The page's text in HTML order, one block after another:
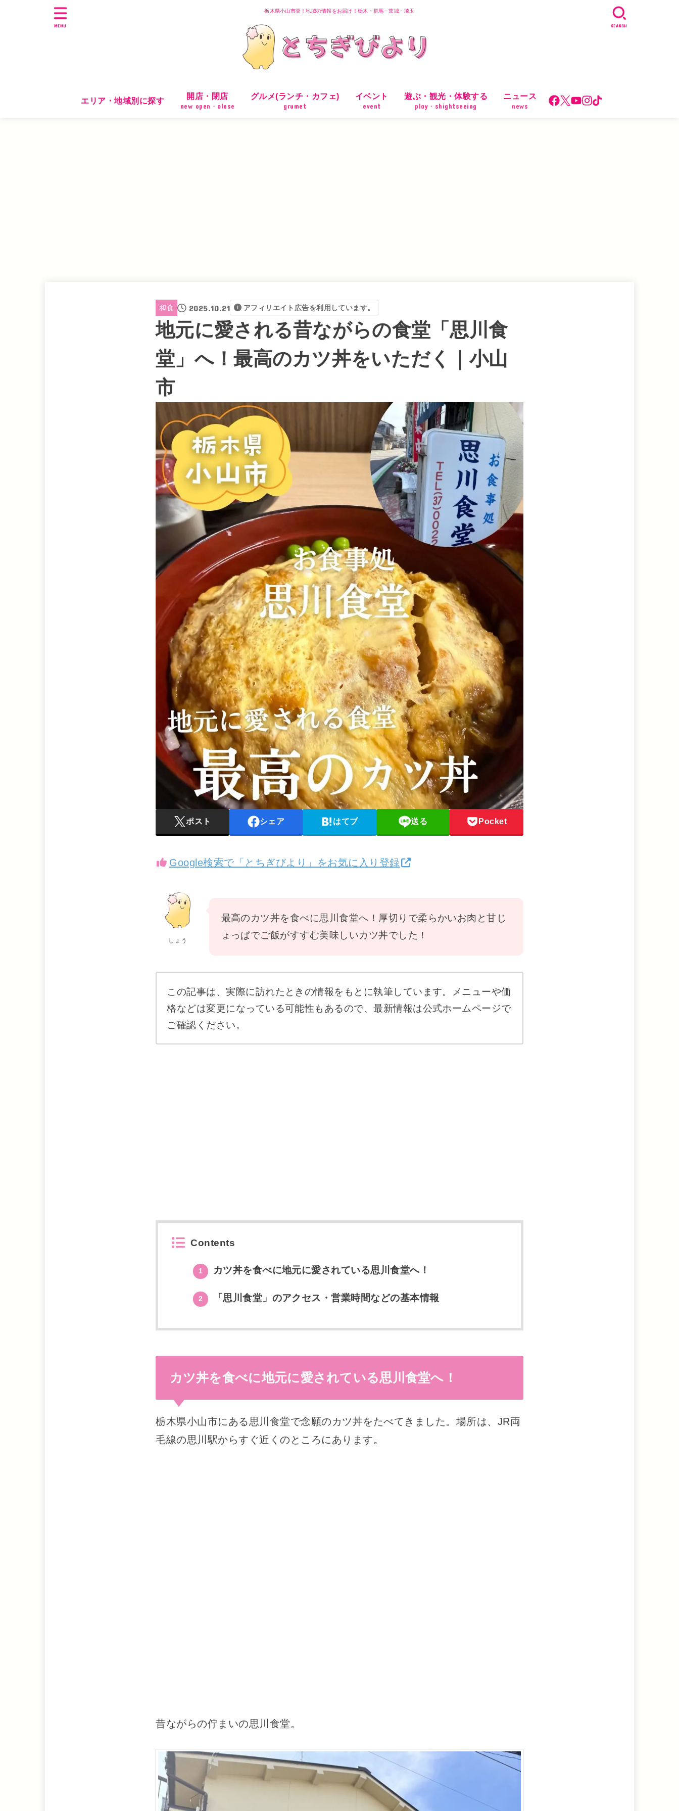
栃木県小山市発！地域の情報をお届け！栃木・群馬・茨城・埼玉
エリア・地域別に探す
開店・閉店
new open・close
グルメ(ランチ・カフェ)
grumet
イベント
event
遊ぶ・観光・体験する
play・shightseeing
ニュース
news
SEARCH
MENU
和食 2025.10.21 アフィリエイト広告を利用しています。
地元に愛される昔ながらの食堂「思川食
堂」へ！最高のカツ丼をいただく｜小山
市
ポスト シェア はてブ 送る Pocket
Google検索で「とちぎびより」をお気に入り登録
しょう
最高のカツ丼を食べに思川食堂へ！厚切りで柔らかいお肉と甘じ
ょっぱでご飯がすすむ美味しいカツ丼でした！
この記事は、実際に訪れたときの情報をもとに執筆しています。メニューや価
格などは変更になっている可能性もあるので、最新情報は公式ホームページで
ご確認ください。
Contents
1 カツ丼を食べに地元に愛されている思川食堂へ！
2 「思川食堂」のアクセス・営業時間などの基本情報
カツ丼を食べに地元に愛されている思川食堂へ！
栃木県小山市にある思川食堂で念願のカツ丼をたべてきました。場所は、JR両
毛線の思川駅からすぐ近くのところにあります。
昔ながらの佇まいの思川食堂。